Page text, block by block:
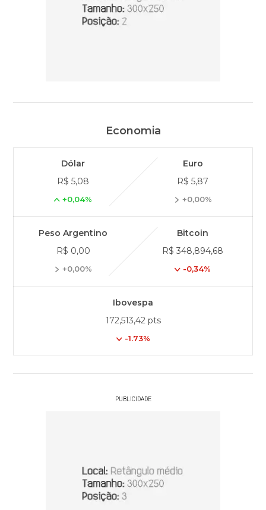
Economia
Dólar
R$ 5,08
+0,04%
Euro
R$ 5,87
+0,00%
Peso Argentino
R$ 0,00
+0,00%
Bitcoin
R$ 348,894,68
-0,34%
Ibovespa
172,513,42 pts
-1.73%
PUBLICIDADE